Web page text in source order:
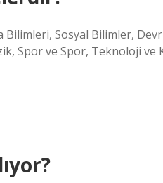
Sosyal Bilimler,
Spor ve Spor, Teknoloji ve